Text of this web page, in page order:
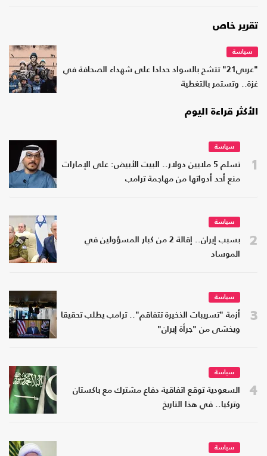
تقرير خاص
سياسة
"عربي21" تتشح بالسواد حدادا على شهداء الصحافة في
غزة.. وتستمر بالتغطية
الأكثر قراءة اليوم
1
سياسة
تسلم 5 ملايين دولار.. البيت الأبيض: على الإمارات
منع أحد أدواتها من مهاجمة ترامب
2
سياسة
بسبب إيران.. إقالة 2 من كبار المسؤولين في
الموساد
3
سياسة
أزمة "تسريبات الذخيرة تتفاقم".. ترامب يطلب تحقيقا
ويخشى من "جرأة إيران"
4
سياسة
السعودية توقع اتفاقية دفاع مشترك مع باكستان
وتركيا.. في هذا التاريخ
سياسة